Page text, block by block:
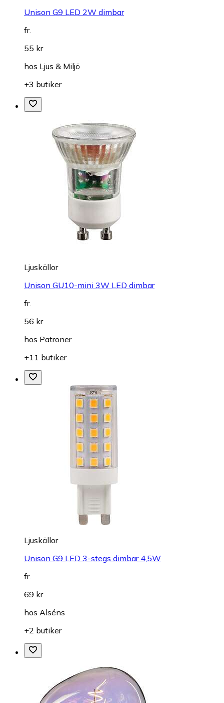
Unison G9 LED 2W dimbar
fr.
55 kr
hos Ljus & Miljö
+3 butiker
Ljuskällor
Unison GU10-mini 3W LED dimbar
fr.
56 kr
hos Patroner
+11 butiker
Ljuskällor
Unison G9 LED 3-stegs dimbar 4,5W
fr.
69 kr
hos Alséns
+2 butiker